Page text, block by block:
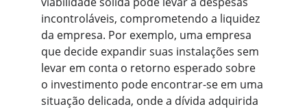
incontroláveis, comprometendo a liquidez
da empresa. Por exemplo, uma empresa
que decide expandir suas instalações sem
levar em conta o retorno esperado sobre
o investimento pode encontrar-se em uma
situação delicada, onde a dívida adquirida